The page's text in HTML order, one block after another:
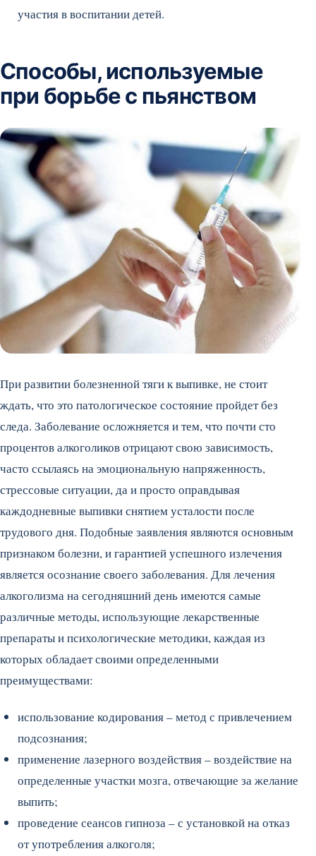
участия в воспитании детей.
Способы, используемые
при борьбе с пьянством
При развитии болезненной тяги к выпивке, не стоит
ждать, что это патологическое состояние пройдет без
следа. Заболевание осложняется и тем, что почти сто
процентов алкоголиков отрицают свою зависимость,
часто ссылаясь на эмоциональную напряженность,
стрессовые ситуации, да и просто оправдывая
каждодневные выпивки снятием усталости после
трудового дня. Подобные заявления являются основным
признаком болезни, и гарантией успешного излечения
является осознание своего заболевания. Для лечения
алкоголизма на сегодняшний день имеются самые
различные методы, использующие лекарственные
препараты и психологические методики, каждая из
которых обладает своими определенными
преимуществами:
использование кодирования – метод с привлечением
подсознания;
применение лазерного воздействия – воздействие на
определенные участки мозга, отвечающие за желание
выпить;
проведение сеансов гипноза – с установкой на отказ
от употребления алкоголя;